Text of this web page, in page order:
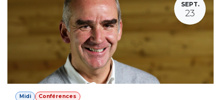
SEPT.
23
Midi Conférences